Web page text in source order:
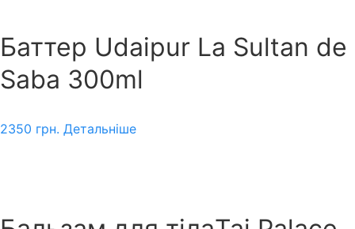
Баттер Udaipur La Sultan de
Saba 300ml
2350 грн. Детальніше